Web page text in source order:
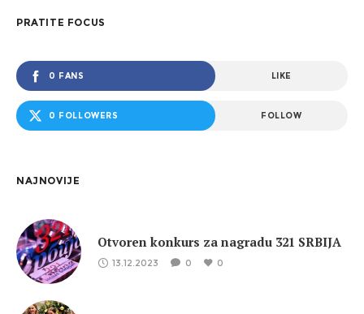
PRATITE FOCUS
0 FANS LIKE
0 FOLLOWERS FOLLOW
NAJNOVIJE
Otvoren konkurs za nagradu 321 SRBIJA
13.12.2023 0 0